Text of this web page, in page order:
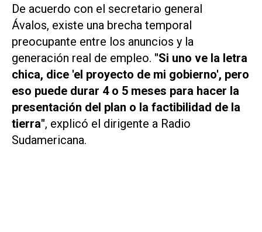
De acuerdo con el secretario general
Ávalos, existe una brecha temporal
preocupante entre los anuncios y la
generación real de empleo. "Si uno ve la letra
chica, dice 'el proyecto de mi gobierno', pero
eso puede durar 4 o 5 meses para hacer la
presentación del plan o la factibilidad de la
tierra", explicó el dirigente a Radio
Sudamericana.